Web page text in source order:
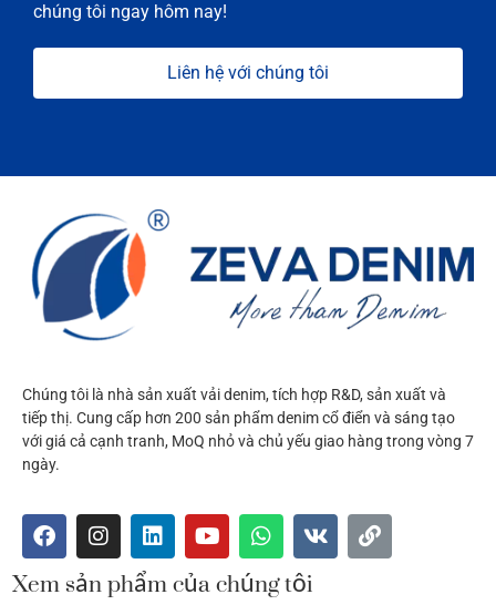
chúng tôi ngay hôm nay!
Liên hệ với chúng tôi
Chúng tôi là nhà sản xuất vải denim, tích hợp R&D, sản xuất và
tiếp thị. Cung cấp hơn 200 sản phẩm denim cổ điển và sáng tạo
với giá cả cạnh tranh, MoQ nhỏ và chủ yếu giao hàng trong vòng 7
ngày.
Xem sản phẩm của chúng tôi